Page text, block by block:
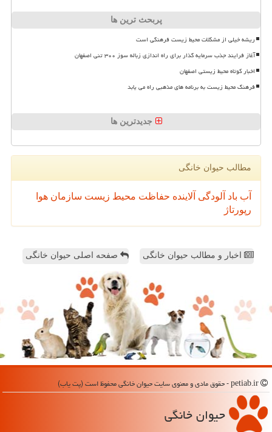
پربحث ترین ها
ریشه خیلی از مشکلات محیط زیست فرهنگی است
آغاز فرایند جذب سرمایه گذار برای راه اندازی زباله سوز ۳۰۰ تنی اصفهان
اخبار کوتاه محیط زیستی اصفهان
فرهنگ محیط زیست به برنامه های مذهبی راه می یابد
جدیدترین ها
مطالب حیوان خانگی
آب باد آلودگی آلاینده حفاظت محیط زیست سازمان هوا
رپورتاژ
اخبار و مطالب حیوان خانگی صفحه اصلی حیوان خانگی
حیوان خانگی